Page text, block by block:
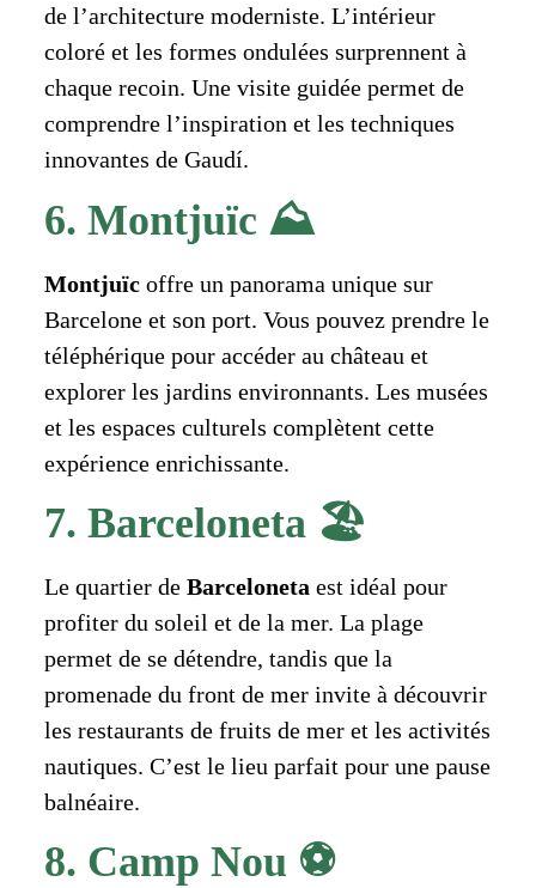
de l’architecture moderniste. L’intérieur
coloré et les formes ondulées surprennent à
chaque recoin. Une visite guidée permet de
comprendre l’inspiration et les techniques
innovantes de Gaudí.
6. Montjuïc ⛰️
Montjuïcoffre un panorama unique sur
Barcelone et son port. Vous pouvez prendre le
téléphérique pour accéder au château et
explorer les jardins environnants. Les musées
et les espaces culturels complètent cette
expérience enrichissante.
7. Barceloneta 🏖️
Le quartier de Barceloneta est idéal pour
profiter du soleil et de la mer. La plage
permet de se détendre, tandis que la
promenade du front de mer invite à découvrir
les restaurants de fruits de mer et les activités
nautiques. C’est le lieu parfait pour une pause
balnéaire.
8. Camp Nou ⚽